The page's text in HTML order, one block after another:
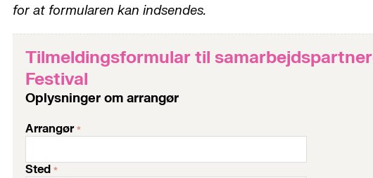
for at formularen kan indsendes.
Tilmeldingsformular til
Festival
Oplysninger om arrangør
Arrangør*
Sted *